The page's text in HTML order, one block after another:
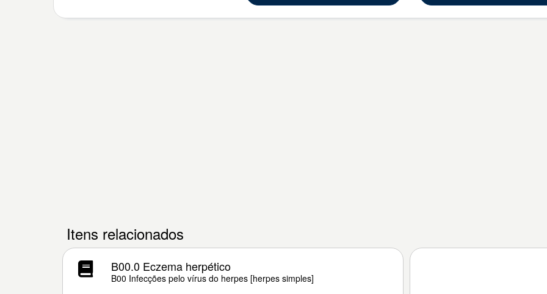
Itens relacionados
B00.0 Eczema herpético
B00 Infecções pelo vírus do herpes [herpes simples]